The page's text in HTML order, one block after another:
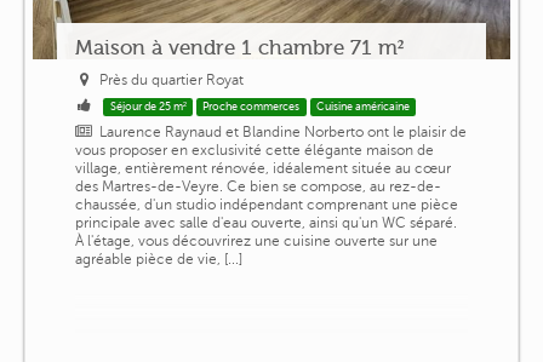
Maison à vendre 1 chambre 71 m²
Près du quartier Royat
Séjour de 25 m² Proche commerces Cuisine américaine
Laurence Raynaud et Blandine Norberto ont le plaisir de
vous proposer en exclusivité cette élégante maison de
village, entièrement rénovée, idéalement située au cœur
des Martres-de-Veyre. Ce bien se compose, au rez-de-
chaussée, d'un studio indépendant comprenant une pièce
principale avec salle d'eau ouverte, ainsi qu'un WC séparé.
À l'étage, vous découvrirez une cuisine ouverte sur une
agréable pièce de vie, [...]